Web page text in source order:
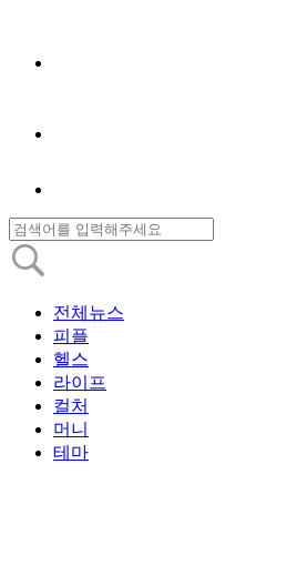
전체뉴스
피플
헬스
라이프
컬처
머니
테마